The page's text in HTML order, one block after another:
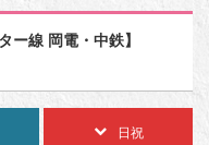
ー線 岡電・中鉄】
日祝